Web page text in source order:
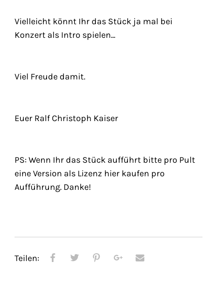
Vielleicht könnt Ihr das Stück ja mal bei
Konzert als Intro spielen...
Viel Freude damit.
Euer Ralf Christoph Kaiser
PS: Wenn Ihr das Stück aufführt bitte pro Pult
eine Version als Lizenz hier kaufen pro
Aufführung. Danke!
Teilen: